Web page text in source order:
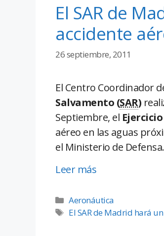
El SAR de
accidente
26 septiembre, 2011
El Centro Coordinador
Salvamento (SAR)
Septiembre, el
aéreo en las aguas
el Ministerio de Defensa.
Leer más
Aeronáutica
El SAR de Madrid hará